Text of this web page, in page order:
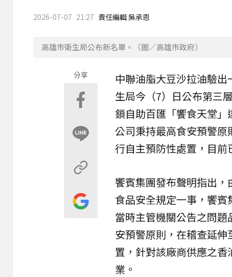
2026-07-07 21:27 責任編輯 吳承恩
高雄市衛生局公布新名單。（圖／高雄市政府）
分享 中聯油脂大豆沙拉油驗出
生局今（7）日公布第三
鎖自助百匯「饗食天堂
公司秉持最高食安預警
行自主預防性處置，目前
饗賓集團發布聲明指出
食品安全規定一事，饗賓
當時主管機關公告之問
安預警原則，在稽查延
置，針對該廠商供應之
業。